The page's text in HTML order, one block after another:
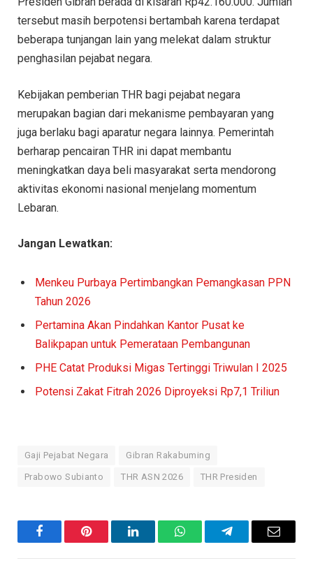
tersebut masih berpotensi bertambah karena terdapat
beberapa tunjangan lain yang melekat dalam struktur
penghasilan pejabat negara.
Kebijakan pemberian THR bagi pejabat negara
merupakan bagian dari mekanisme pembayaran yang
juga berlaku bagi aparatur negara lainnya. Pemerintah
berharap pencairan THR ini dapat membantu
meningkatkan daya beli masyarakat serta mendorong
aktivitas ekonomi nasional menjelang momentum
Lebaran.
Jangan Lewatkan:
Menkeu Purbaya Pertimbangkan Pemangkasan PPN
Tahun 2026
Pertamina Akan Pindahkan Kantor Pusat ke
Balikpapan untuk Pemerataan Pembangunan
PHE Catat Produksi Migas Tertinggi Triwulan I 2025
Potensi Zakat Fitrah 2026 Diproyeksi Rp7,1 Triliun
Gaji Pejabat Negara Gibran Rakabuming
Prabowo Subianto THR ASN 2026 THR Presiden
FacebookPinterest LinkedInWhatsAppTelegramEmail